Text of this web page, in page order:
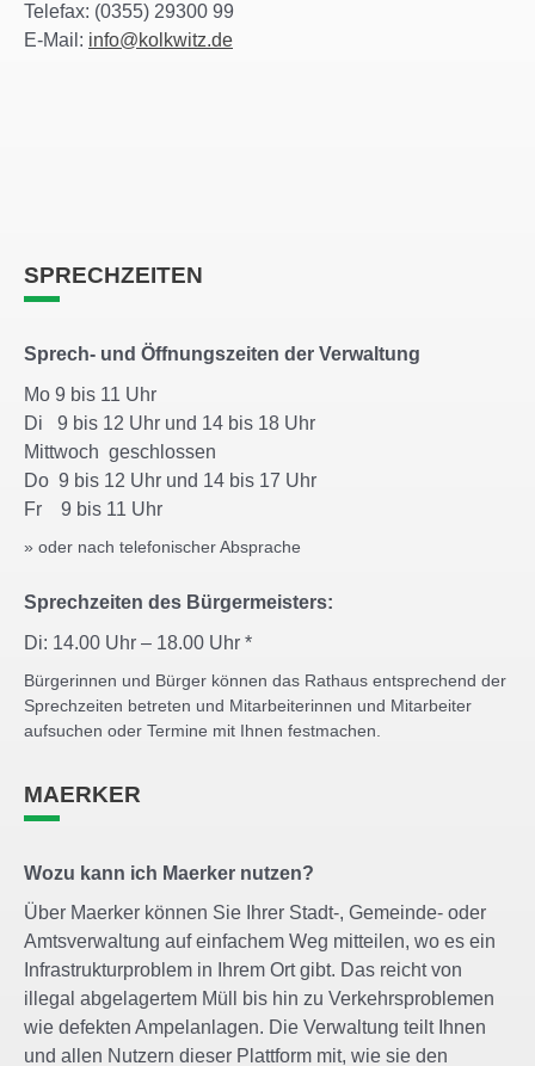
Telefax: (0355) 29300 99
E-Mail: info@kolkwitz.de
SPRECHZEITEN
Sprech- und Öffnungszeiten der Verwaltung
Mo 9 bis 11 Uhr
Di 9 bis 12 Uhr und 14 bis 18 Uhr
Mittwoch geschlossen
Do 9 bis 12 Uhr und 14 bis 17 Uhr
Fr 9 bis 11 Uhr
» oder nach telefonischer Absprache
Sprechzeiten des Bürgermeisters:
Di: 14.00 Uhr – 18.00 Uhr *
Bürgerinnen und Bürger können das Rathaus entsprechend der
Sprechzeiten betreten und Mitarbeiterinnen und Mitarbeiter
aufsuchen oder Termine mit Ihnen festmachen.
MAERKER
Wozu kann ich Maerker nutzen?
Über Maerker können Sie Ihrer Stadt-, Gemeinde- oder
Amtsverwaltung auf einfachem Weg mitteilen, wo es ein
Infrastrukturproblem in Ihrem Ort gibt. Das reicht von
illegal abgelagertem Müll bis hin zu Verkehrsproblemen
wie defekten Ampelanlagen. Die Verwaltung teilt Ihnen
und allen Nutzern dieser Plattform mit, wie sie den